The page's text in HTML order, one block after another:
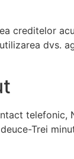
creditelor
dvs.
telefonic,
Trei